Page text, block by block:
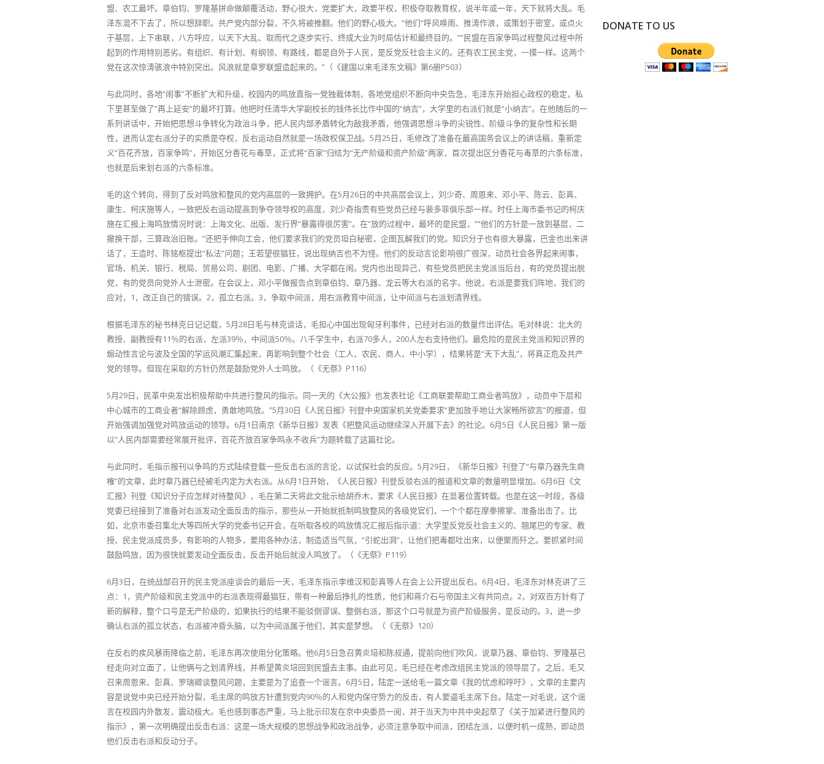
盟、农工最坏。章伯钧、罗隆基拼命做颠覆活动，野心很大，党要扩大，政要平权，积极夺取教育权，说半年或一年，天下就将大乱。毛
泽东混不下去了，所以想辞职。共产党内部分裂，不久将被推翻。他们的野心极大。”他们“呼风唤雨、推涛作浪，或策划于密室，或点火
于基层，上下串联，八方呼应，以天下大乱、取而代之逐步实行、终成大业为时局估计和最终目的。”“民盟在百家争鸣过程整风过程中所
起到的作用特别恶劣。有组织、有计划、有纲领、有路线，都是自外于人民，是反党反社会主义的。还有农工民主党，一摸一样。这两个
党在这次惊涛骇浪中特别突出。风浪就是章罗联盟造起来的。”（《建国以来毛泽东文稿》第6册P503）
与此同时，各地“闹事”不断扩大和升级，校园内的鸣放直指一党独裁体制，各地党组织不断向中央告急，毛泽东开始担心政权的稳定，私
下里甚至做了“再上延安”的最坏打算。他把时任清华大学副校长的钱伟长比作中国的“纳吉”，大学里的右派们就是“小纳吉”。在他随后的一
系列讲话中，开始把思想斗争转化为政治斗争，把人民内部矛盾转化为敌我矛盾，他强调思想斗争的尖锐性、阶级斗争的复杂性和长期
性，进而认定右派分子的实质是夺权，反右运动自然就是一场政权保卫战。5月25日，毛修改了准备在最高国务会议上的讲话稿，重新定
义“百花齐放，百家争鸣”，开始区分香花与毒草，正式将“百家”归结为“无产阶级和资产阶级”两家，首次提出区分香花与毒草的六条标准，
也就是后来划右派的六条标准。
毛的这个转向，得到了反对鸣放和整风的党内高层的一致拥护。在5月26日的中共高层会议上，刘少奇、周恩来、邓小平、陈云、彭真、
康生、柯庆施等人，一致把反右运动提高到争夺领导权的高度，刘少奇指责有些党员已经与裴多菲俱乐部一样。时任上海市委书记的柯庆
施在汇报上海鸣放情况时说：上海文化、出版、发行界“暴露得很厉害”。在“放的过程中，最坏的是民盟，”“他们的方针是一放到基层，二
撤换干部，三算政治旧账。”还把手伸向工会，他们要求我们的党员坦白秘密，企图瓦解我们的党。知识分子也有很大暴露，巴金也出来讲
话了，王造时、陈铭枢提出“私法”问题；王若望很猖狂，说出现纳吉也不为怪。他们的反动言论影响很广很深，动员社会各界起来闹事，
官场、机关、银行、税局、贸易公司、剧团、电影、广播、大学都在闹。党内也出现异己，有些党员把民主党派当后台，有的党员提出脱
党，有的党员向党外人士泄密。在会议上，邓小平做报告点到章伯钧、章乃器、龙云等大右派的名字。他说，右派是要我们阵地，我们的
应对，1，改正自己的错误。2，孤立右派。3，争取中间派，用右派教育中间派，让中间派与右派划清界线。
根据毛泽东的秘书林克日记记载，5月28日毛与林克谈话，毛担心中国出现匈牙利事件，已经对右派的数量作出评估。毛对林说：北大的
教授、副教授有11％的右派，左派39％，中间派50％。八千学生中，右派70多人，200人左右支持他们。最危险的是民主党派和知识界的
煽动性言论与波及全国的学运风潮汇集起来，再影响到整个社会（工人、农民、商人、中小学），结果将是“天下大乱”，将真正危及共产
党的领导。但现在采取的方针仍然是鼓励党外人士鸣放。（《无祭》P116）
5月29日，民革中央发出积极帮助中共进行整风的指示。同一天的《大公报》也发表社论《工商联要帮助工商业者鸣放》，动员中下层和
中心城市的工商业者“解除顾虑，勇敢地鸣放。”5月30日《人民日报》刊登中央国家机关党委要求“更加放手地让大家畅所欲言”的报道，但
开始强调加强党对鸣放运动的领导。6月1日南京《新华日报》发表《把整风运动继续深入开展下去》的社论。6月5日《人民日报》第一版
以“人民内部需要经常展开批评，百花齐放百家争鸣永不收兵”为题转载了这篇社论。
与此同时，毛指示报刊以争鸣的方式陆续登载一些反击右派的言论，以试探社会的反应。5月29日，《新华日报》刊登了“与章乃器先生商
榷”的文章，此时章乃器已经被毛内定为大右派。从6月1日开始，《人民日报》刊登反驳右派的报道和文章的数量明显增加。6月6日《文
汇报》刊登《知识分子应怎样对待整风》，毛在第二天将此文批示给胡乔木，要求《人民日报》在显著位置转载。也是在这一时段，各级
党委已经接到了准备对右派发动全面反击的指示，那些从一开始就抵制鸣放整风的各级党官们，一个个都在摩拳擦掌、准备出击了。比
如，北京市委召集北大等四所大学的党委书记开会，在听取各校的鸣放情况汇报后指示道：大学里反党反社会主义的、翘尾巴的专家、教
授、民主党派成员多，有影响的人物多，要用各种办法，制造适当气氛，“引蛇出洞”，让他们把毒都吐出来，以便聚而歼之。要抓紧时间
鼓励鸣放，因为很快就要发动全面反击，反击开始后就没人鸣放了。（《无祭》P119）
6月3日，在统战部召开的民主党派座谈会的最后一天，毛泽东指示李维汉和彭真等人在会上公开提出反右。6月4日，毛泽东对林克讲了三
点：1，资产阶级和民主党派中的右派表现得最猖狂，带有一种最后挣扎的性质，他们和蒋介石与帝国主义有共同点。2，对双百方针有了
新的解释，整个口号是无产阶级的，如果执行的结果不能驳倒谬误、整倒右派，那这个口号就是为资产阶级服务，是反动的。3，进一步
确认右派的孤立状态，右派被冲昏头脑，以为中间派属于他们，其实是梦想。（《无祭》120）
在反右的疾风暴雨降临之前，毛泽东再次使用分化策略。他6月5日急召黄炎培和陈叔通，提前向他们吹风，说章乃器、章伯钧、罗隆基已
经走向对立面了，让他俩与之划清界线，并希望黄炎培回到民盟去主事。由此可见，毛已经在考虑改组民主党派的领导层了。之后，毛又
召来周恩来、彭真、罗瑞卿谈整风问题，主要是为了追查一个谣言。6月5日，陆定一送给毛一篇文章《我的忧虑和呼吁》，文章的主要内
容是说党中央已经开始分裂，毛主席的鸣放方针遭到党内90％的人和党内保守势力的反击，有人要逼毛主席下台。陆定一对毛说，这个谣
言在校园内外散发，震动极大。毛也感到事态严重，马上批示印发在京中央委员一阅，并于当天为中共中央起草了《关于加紧进行整风的
指示》，第一次明确提出反击右派：这是一场大规模的思想战争和政治战争，必须注意争取中间派，团结左派，以便时机一成熟，即动员
他们反击右派和反动分子。
DONATE TO US